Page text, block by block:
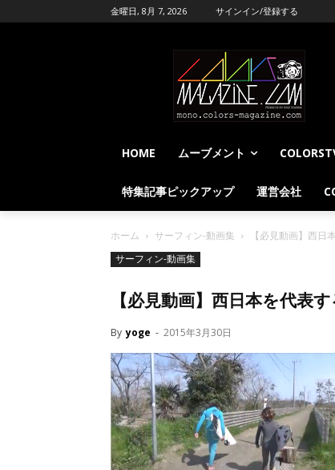
金曜日, 8月 7, 2026 サインイン/登録する
HOME ムーブメント
特集記事ピックアップ 運営会社
ホーム サーフィン-動画集
【必見動画】西
サーフィン-動画集
【必見動画】西日本を代表
By yoge - 2015年3月30日